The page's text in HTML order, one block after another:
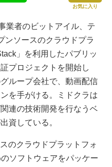
お気に入り
業者のビットアイル、テ
ンソースのクラウドプラ
」を利用したパブリッ
プロジェクトを開始し
ループ会社で、動画配信
を手がける。ミドクラは
連の技術開発を行なうベ
資している。
のクラウドプラットフォ
ソフトウェアをパッケー